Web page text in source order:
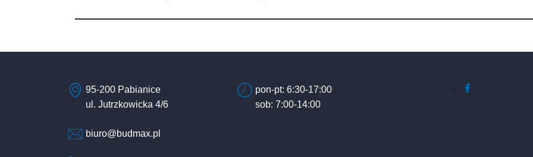
95-200 Pabianice
ul. Jutrzkowicka 4/6
biuro@budmax.pl
pon-pt: 6:30-17:00
sob: 7:00-14:00